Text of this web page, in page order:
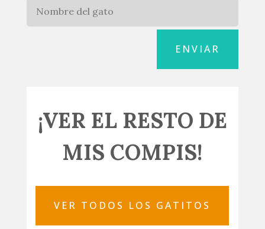
ENVIAR
¡VER EL RESTO DE
MIS COMPIS!
VER TODOS LOS GATITOS